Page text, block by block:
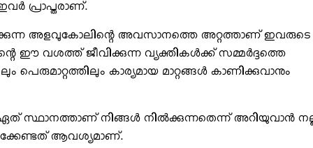
പ്രാപ്തരാണ്.
അളവുകോലിന്റെ അവസാനത്തെ അറ്റത്താണ് ഇവരുടെ
ഈ വശത്ത് ജീവിക്കുന്ന വ്യക്തികള്‍ക്ക് സമ്മര്‍ദ്ദത്തെ
പെരുമാറ്റത്തിലും കാര്യമായ മാറ്റങ്ങള്‍ കാണിക്കുവാനും
സ്ഥാനത്താണ് നിങ്ങള്‍ നില്‍ക്കുന്നതെന്ന് അറിയുവാന്‍
ആവശ്യമാണ്.